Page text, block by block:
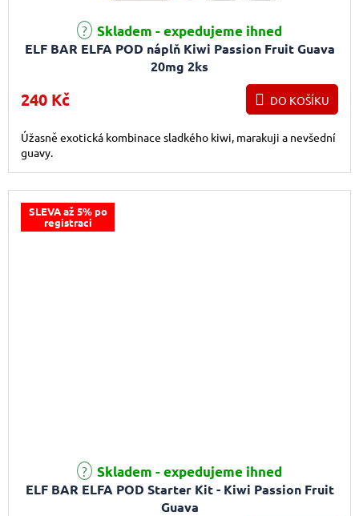
ELF BAR ELFA POD náplň Kiwi Passion Fruit Guava
20mg 2ks
Skladem - expedujeme ihned
240 Kč DO KOŠÍKU
Úžasně exotická kombinace sladkého kiwi, marakuji a nevšední
guavy.
SLEVA až 5% po
registraci
ELF BAR ELFA POD Starter Kit - Kiwi Passion Fruit
Guava
Skladem - expedujeme ihned